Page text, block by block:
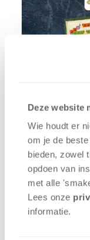
Deze website
Wie houdt er
om je de
bieden, zowel
opdoen van
met alle
Lees onze
informatie.
Dorado, de
temmen, het
bevolking te
vinden. In dit
naar de
juiste
expedities,